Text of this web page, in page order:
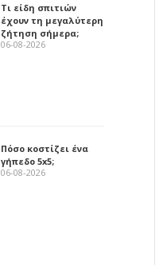
Τι είδη σπιτιών
έχουν τη μεγαλύτερη
ζήτηση σήμερα;
06-08-2026
Πόσο κοστίζει ένα
γήπεδο 5x5;
06-08-2026